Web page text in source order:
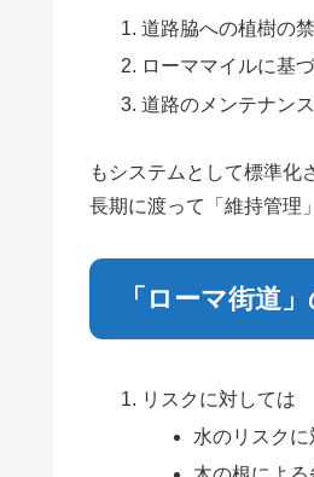
道路脇への植樹の禁
ローママイルに基
道路のメンテナン
もシステムとして標準化
長期に渡って「維持管理
「ローマ街道
リスクに対しては
水のリスク